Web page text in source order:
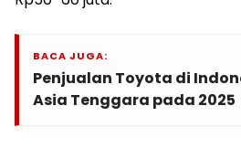
BACA JUGA:
Penjualan Toyota di
Asia Tenggara pada 2025